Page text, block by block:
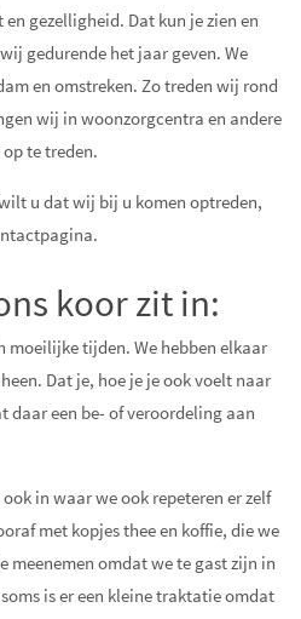
gezelligheid. Dat kun je zien en
gedurende het jaar geven. We
en omstreken. Zo treden wij rond
wij in woonzorgcentra en andere
te treden.
u dat wij bij u komen optreden,
koor zit in:
moeilijke tijden. We hebben elkaar
Dat je, hoe je je ook voelt naar
daar een be- of veroordeling aan
in waar we ook repeteren er zelf
met kopjes thee en koffie, die we
meenemen omdat we te gast zijn in
is er een kleine traktatie omdat